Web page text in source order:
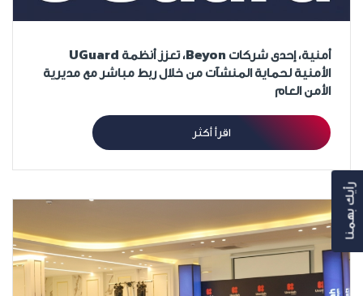
أمنية، إحدى شركات Beyon، تعزز أنظمة UGuard
الأمنية لحماية المنشآت من خلال ربط مباشر مع مديرية
الأمن العام
اقرأ أكثر
رأيك بهمنا